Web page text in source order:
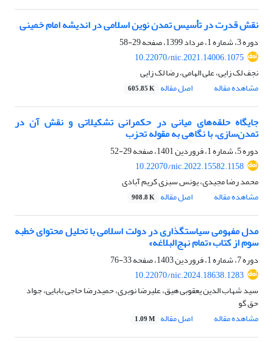
نقش قدرت در تأسیس تمدن نوین اسلامی در اندیشه امام خمینی
دوره 3، شماره 1، مرداد 1399، صفحه
29-58
10.22070/nic.2021.14006.1075
نجف لک زایی، علی الهامی، رضا لک زایی
مشاهده مقاله
اصل مقاله 605.85 K
جایگاه حلقه‌های میانی در حکمرانی تشکیلاتی و نقش آن در
تمدن‌سازی، با نگاهی به مقوله تحزب
دوره 5، شماره 1، فروردین 1401، صفحه
29-52
10.22070/nic.2022.15582.1158
محمد رضا مجیدی، یونس سبزی کریم آبادی
مشاهده مقاله
اصل مقاله 908.8 K
مدل مفهومی سیاستگذاری در دولت اسلامی با تحلیل محتوای خطبه
سوم از کتاب «تمام نهج‌البلاغه»
دوره 7، شماره 1، فروردین 1403، صفحه
33-76
10.22070/nic.2024.18638.1283
سید شهاب الدین یعقوبی هیق، علیرضا نوبری، حمیدرضا حاجی بابایی، جواد
حق گو
مشاهده مقاله
اصل مقاله 1.09 M